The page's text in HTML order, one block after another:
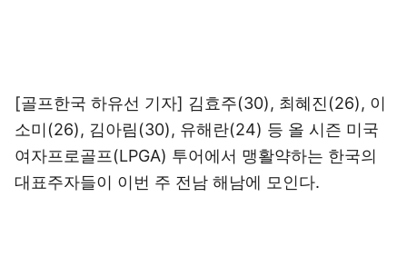
[골프한국 하유선 기자] 김효주(30), 최혜진(26), 이
소미(26), 김아림(30), 유해란(24) 등 올 시즌 미국
여자프로골프(LPGA) 투어에서 맹활약하는 한국의
대표주자들이 이번 주 전남 해남에 모인다.